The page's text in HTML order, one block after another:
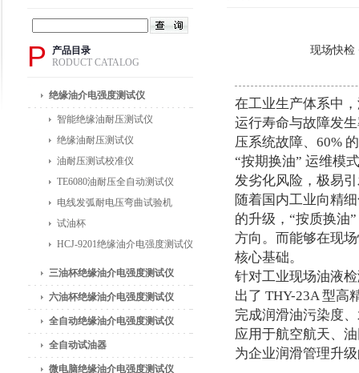
P
产品目录
RODUCT CATALOG
绝缘油介电强度测试仪
智能绝缘油耐压测试仪
绝缘油耐压测试仪
油耐压测试校准仪
TE6080油耐压全自动测试仪
电线发弧耐电压弯曲试验机
试油杯
HCJ-9201绝缘油介电强度测试仪
三油杯绝缘油介电强度测试仪
六油杯绝缘油介电强度测试仪
全自动绝缘油介电强度测试仪
全自动试油器
微电脑绝缘油介电强度测试仪
现场快检
在工业生产体系中
运行寿命与故障发
压系统故障、60%
“按期换油” 运维模
发劣化风险，极易
随着国内工业向精
的升级，“按质换油
方向。而能够在现
核心基础。
针对工业现场油液
出了 THY-23A 型高
完成润滑油污染度
应用于航空航天、
为企业润滑管理升